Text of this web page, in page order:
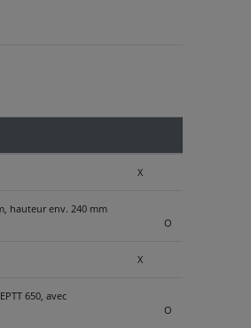
X
hauteur env. 240 mm
O
X
650, avec
O